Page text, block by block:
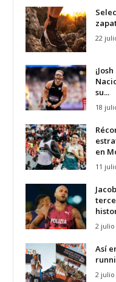
22
su...
18
en
11
2 julio
Así
2 julio